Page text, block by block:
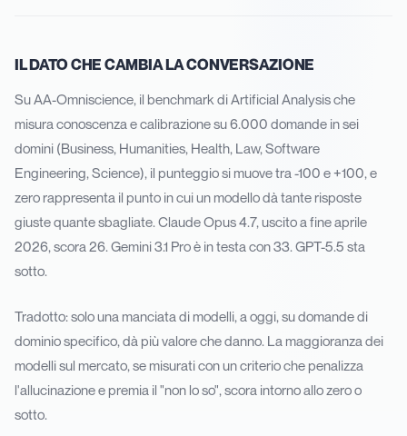
IL DATO CHE CAMBIA LA CONVERSAZIONE
Su AA-Omniscience, il benchmark di Artificial Analysis che
misura conoscenza e calibrazione su 6.000 domande in sei
domini (Business, Humanities, Health, Law, Software
Engineering, Science), il punteggio si muove tra -100 e +100, e
zero rappresenta il punto in cui un modello dà tante risposte
giuste quante sbagliate. Claude Opus 4.7, uscito a fine aprile
2026, scora 26. Gemini 3.1 Pro è in testa con 33. GPT-5.5 sta
sotto.
Tradotto: solo una manciata di modelli, a oggi, su domande di
dominio specifico, dà più valore che danno. La maggioranza dei
modelli sul mercato, se misurati con un criterio che penalizza
l'allucinazione e premia il "non lo so", scora intorno allo zero o
sotto.